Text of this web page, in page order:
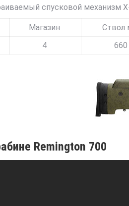
спусковой механизм
Магазин Ствол
4 660
Remington 700